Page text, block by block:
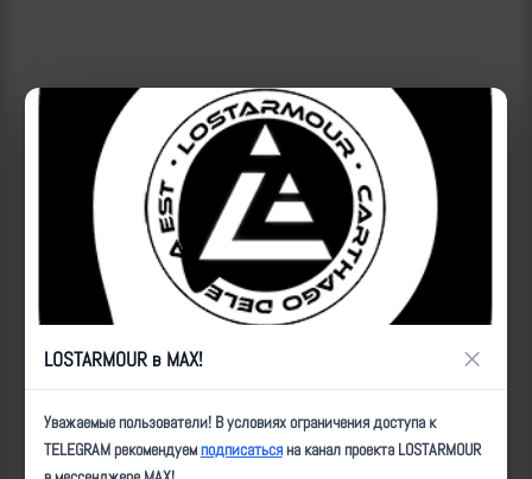
ID: | Дата:
Эпик, _КоП
LOSTARMOUR в MAX! ×
Уважаемые пользователи! В условиях ограничения доступа к
TELEGRAM рекомендуемподписатьсяна канал проекта LOSTARMOUR